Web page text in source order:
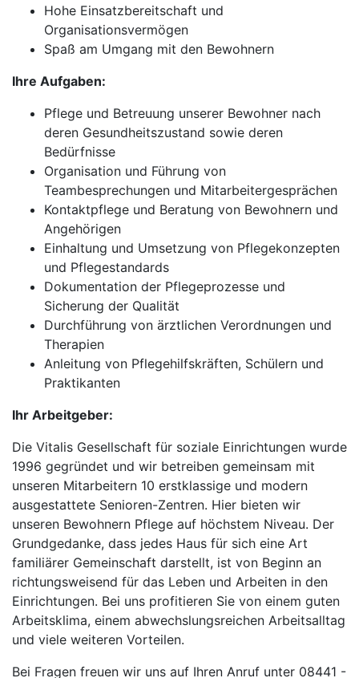
Hohe Einsatzbereitschaft und
Organisationsvermögen
Spaß am Umgang mit den Bewohnern
Ihre Aufgaben:
Pflege und Betreuung unserer Bewohner nach
deren Gesundheitszustand sowie deren
Bedürfnisse
Organisation und Führung von
Teambesprechungen und Mitarbeitergesprächen
Kontaktpflege und Beratung von Bewohnern und
Angehörigen
Einhaltung und Umsetzung von Pflegekonzepten
und Pflegestandards
Dokumentation der Pflegeprozesse und
Sicherung der Qualität
Durchführung von ärztlichen Verordnungen und
Therapien
Anleitung von Pflegehilfskräften, Schülern und
Praktikanten
Ihr Arbeitgeber:
Die Vitalis Gesellschaft für soziale Einrichtungen wurde
1996 gegründet und wir betreiben gemeinsam mit
unseren Mitarbeitern 10 erstklassige und modern
ausgestattete Senioren-Zentren. Hier bieten wir
unseren Bewohnern Pflege auf höchstem Niveau. Der
Grundgedanke, dass jedes Haus für sich eine Art
familiärer Gemeinschaft darstellt, ist von Beginn an
richtungsweisend für das Leben und Arbeiten in den
Einrichtungen. Bei uns profitieren Sie von einem guten
Arbeitsklima, einem abwechslungsreichen Arbeitsalltag
und viele weiteren Vorteilen.
Bei Fragen freuen wir uns auf Ihren Anruf unter 08441 -